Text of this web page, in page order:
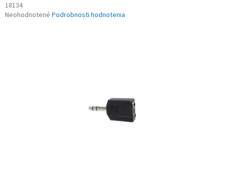
18134
Priemerné
Neohodnotené Podrobnosti hodnotenia